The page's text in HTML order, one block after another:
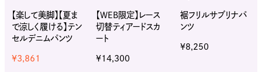
【楽して美脚】【夏ま
で涼しく履ける】テン
セルデニムパンツ
¥3,861
【WEB限定】レース
切替ティアードスカ
ート
¥14,300
裾フリルサブリナパ
ンツ
¥8,250